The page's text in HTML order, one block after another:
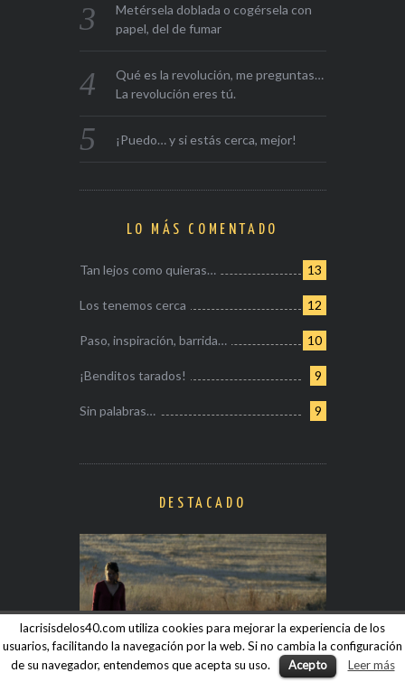
Metérsela doblada o cogérsela con
papel, del de fumar
Qué es la revolución, me preguntas…
La revolución eres tú.
¡Puedo… y si estás cerca, mejor!
LO MÁS COMENTADO
13
Tan lejos como quieras…
12
Los tenemos cerca
10
Paso, inspiración, barrida…
9
¡Benditos tarados!
9
Sin palabras…
DESTACADO
lacrisisdelos40.com utiliza cookies para mejorar la experiencia de los
usuarios, facilitando la navegación por la web. Si no cambia la configuración
de su navegador, entendemos que acepta su uso.
Acepto Leer más